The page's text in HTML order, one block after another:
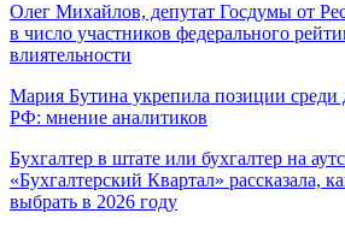
Олег Михайлов, депутат Госдумы от
в число участников федерального
влиятельности
Мария Бутина укрепила позиции среди
РФ: мнение аналитиков
Бухгалтер в штате или бухгалтер на
«Бухгалтерский Квартал» рассказала,
выбрать в 2026 году